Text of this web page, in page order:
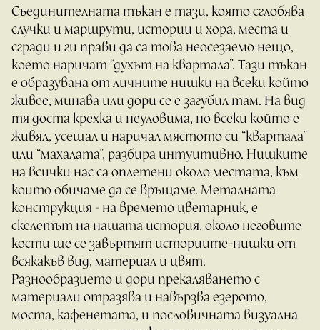
Съединителната тъкан е тази, която сглобява
случки и маршрути, истории и хора, места и
сгради и ги прави да са това неосезаемо нещо,
което наричат “духът на квартала”. Тази тъкан
е образувана от личните нишки на всеки който
живее, минава или дори се е загубил там. На вид
тя доста крехка и неуловима, но всеки който е
живял, усещал и наричал мястото си “квартала”
или “махалата”, разбира интуитивно. Нишките
на всички нас са оплетени около местата, към
които обичаме да се връщаме. Металната
конструкция - на времето цветарник, е
скелетът на нашата история, около неговите
кости ще се завъртят историите-нишки от
всякакъв вид, материал и цвят.
Разнообразието и дори прекаляването с
материали отразява и навързва езерото,
моста, кафенетата, и пословичната визуална